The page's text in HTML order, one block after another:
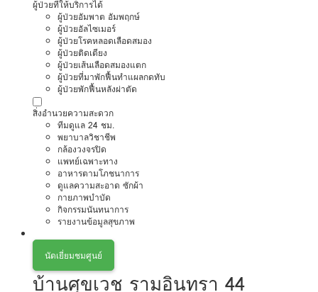
ผู้ป่วยที่ให้บริการได้
ผู้ป่วยอัมพาต อัมพฤกษ์
ผู้ป่วยอัลไซเมอร์
ผู้ป่วยโรคหลอดเลือดสมอง
ผู้ป่วยติดเตียง
ผู้ป่วยเส้นเลือดสมองแตก
ผู้ป่วยที่มาพักฟื้นทำแผลกดทับ
ผู้ป่วยพักฟื้นหลังผ่าตัด
สิ่งอำนวยความสะดวก
ทีมดูแล 24 ชม.
พยาบาลวิชาชีพ
กล้องวงจรปิด
แพทย์เฉพาะทาง
อาหารตามโภชนาการ
ดูแลความสะอาด ซักผ้า
กายภาพบำบัด
กิจกรรมนันทนาการ
รายงานข้อมูลสุขภาพ
นัดเยี่ยมชมศูนย์
บ้านศุขเวช รามอินทรา 44